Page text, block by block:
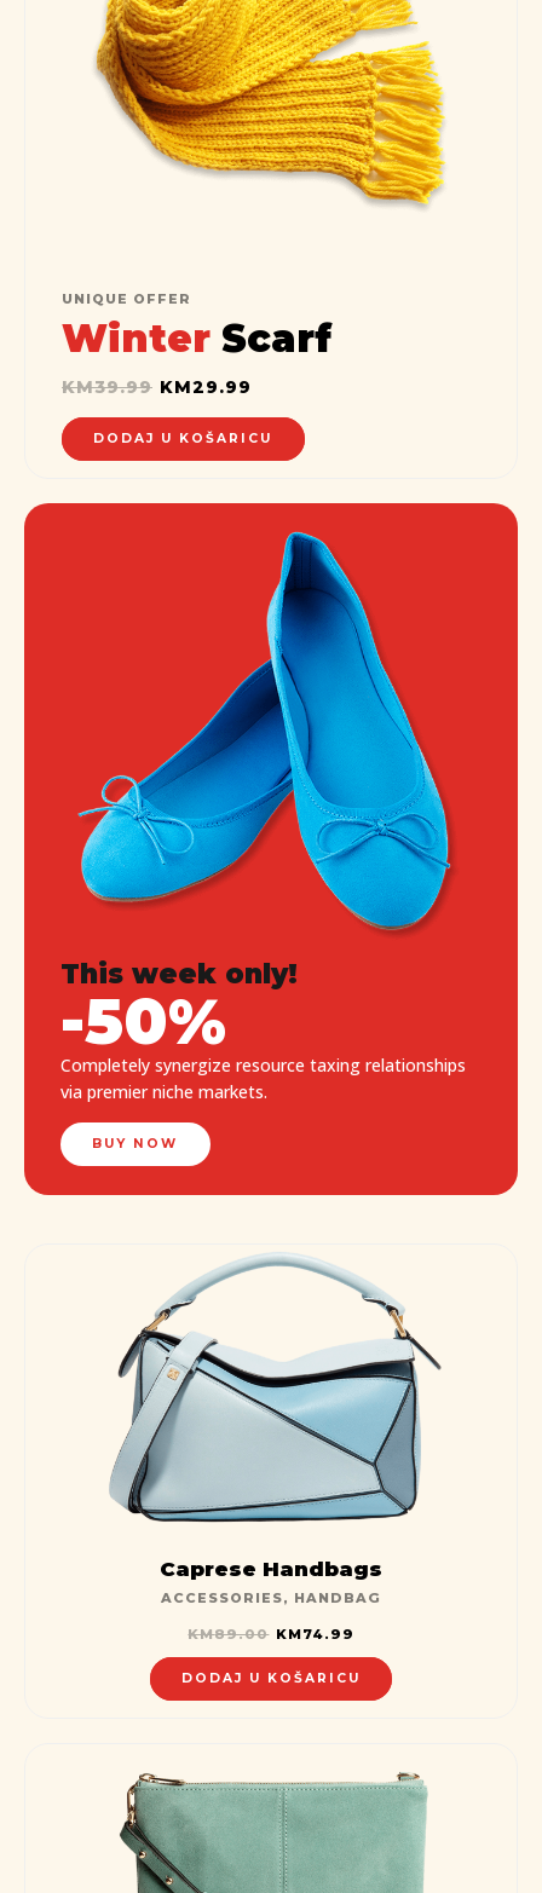
UNIQUE OFFER
Winter Scarf
KM39.99 KM29.99
DODAJ U KOŠARICU
This week only!
-50%
Completely synergize resource taxing relationships
via premier niche markets.
BUY NOW
Caprese Handbags
ACCESSORIES, HANDBAG
KM89.00 KM74.99
DODAJ U KOŠARICU